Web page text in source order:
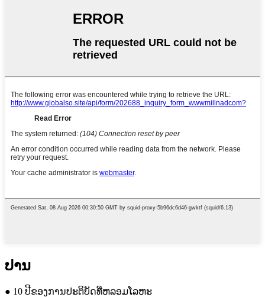
ປານ
● 10 ປີຂອງການປະຕິບັດທີ່ຫລອມໂລຫະ